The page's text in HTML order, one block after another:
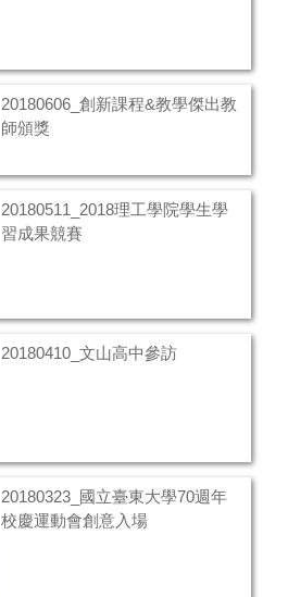
20180606_創新課程&教學傑出教
師頒獎
20180511_2018理工學院學生學
習成果競賽
20180410_文山高中參訪
20180323_國立臺東大學70週年
校慶運動會創意入場